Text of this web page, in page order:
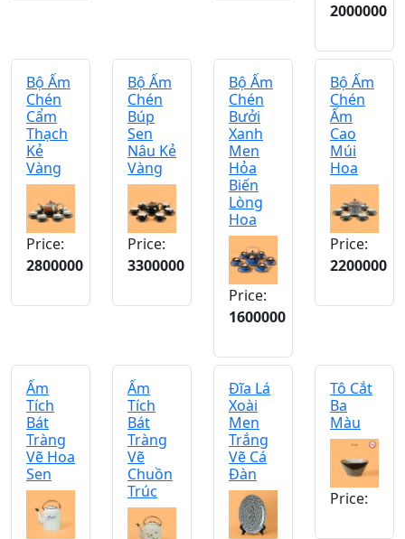
2000000
Bộ Ấm
Chén
Cẩm
Thạch
Kẻ
Vàng
Price:
2800000
Bộ Ấm
Chén
Búp
Sen
Nâu Kẻ
Vàng
Price:
3300000
Bộ Ấm
Chén
Bưởi
Xanh
Men
Hỏa
Biến
Lòng
Hoa
Price:
1600000
Bộ Ấm
Chén
Ấm
Cao
Múi
Hoa
Price:
2200000
Ấm
Tích
Bát
Tràng
Vẽ Hoa
Sen
Ấm
Tích
Bát
Tràng
Vẽ
Chuồn
Trúc
Đĩa Lá
Xoài
Men
Trắng
Vẽ Cá
Đàn
Tô Cắt
Ba
Màu
Price: